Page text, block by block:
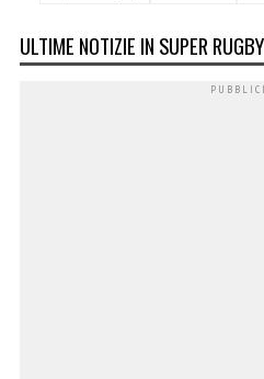
ULTIME NOTIZIE IN SUPER RUGBY